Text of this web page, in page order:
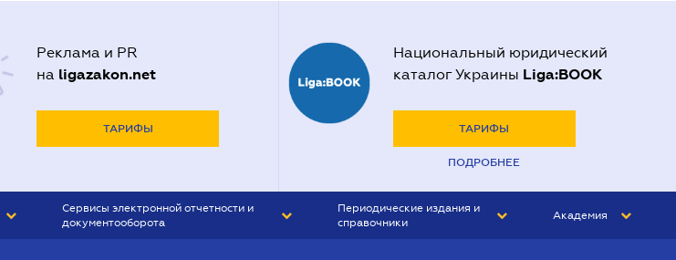
Реклама и PR
на ligazakon.net
ТАРИФЫ
Национальный юридический
каталог Украины Liga:BOOK
ТАРИФЫ
ПОДРОБНЕЕ
Сервисы электронной отчетности и
документооборота
Периодические издания и
справочники
Академия